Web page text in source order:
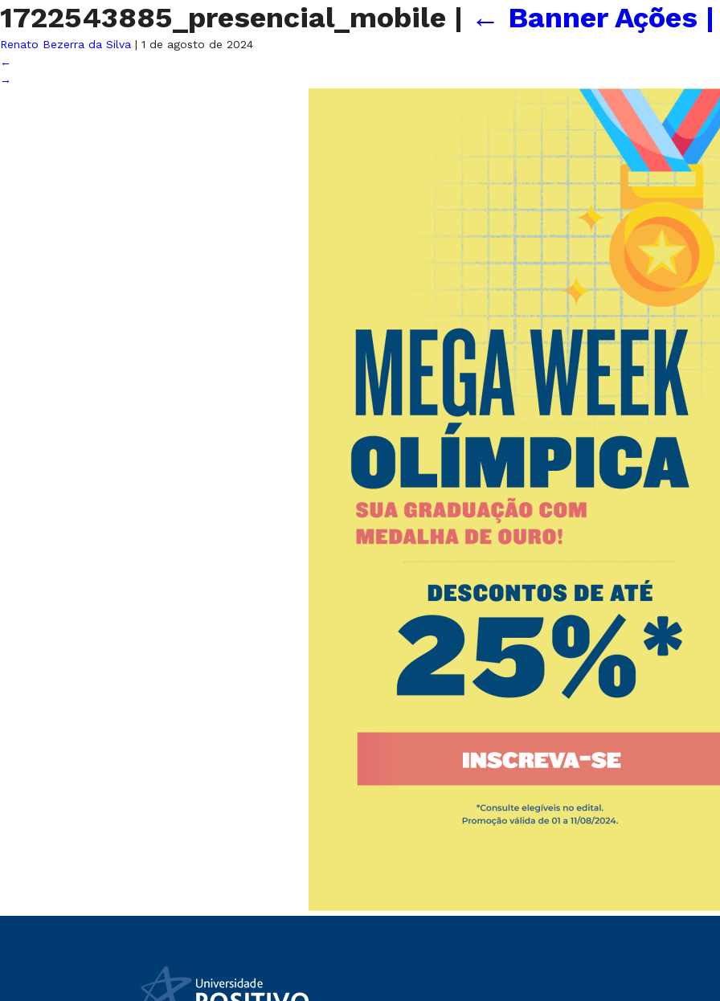
1722543885_presencial_mobile | ← Banner Ações
Renato Bezerra da Silva | 1 de agosto de 2024
←
→